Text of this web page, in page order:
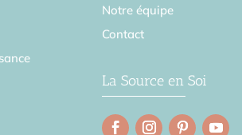
Notre équipe
Contact
La Source en Soi